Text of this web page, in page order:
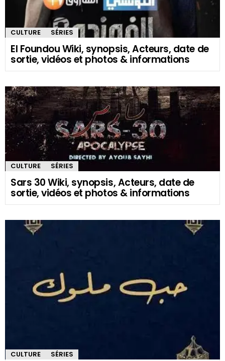
CULTURE SÉRIES
El Foundou Wiki, synopsis, Acteurs, date de
sortie, vidéos et photos & informations
CULTURE SÉRIES
Sars 30 Wiki, synopsis, Acteurs, date de
sortie, vidéos et photos & informations
CULTURE SÉRIES